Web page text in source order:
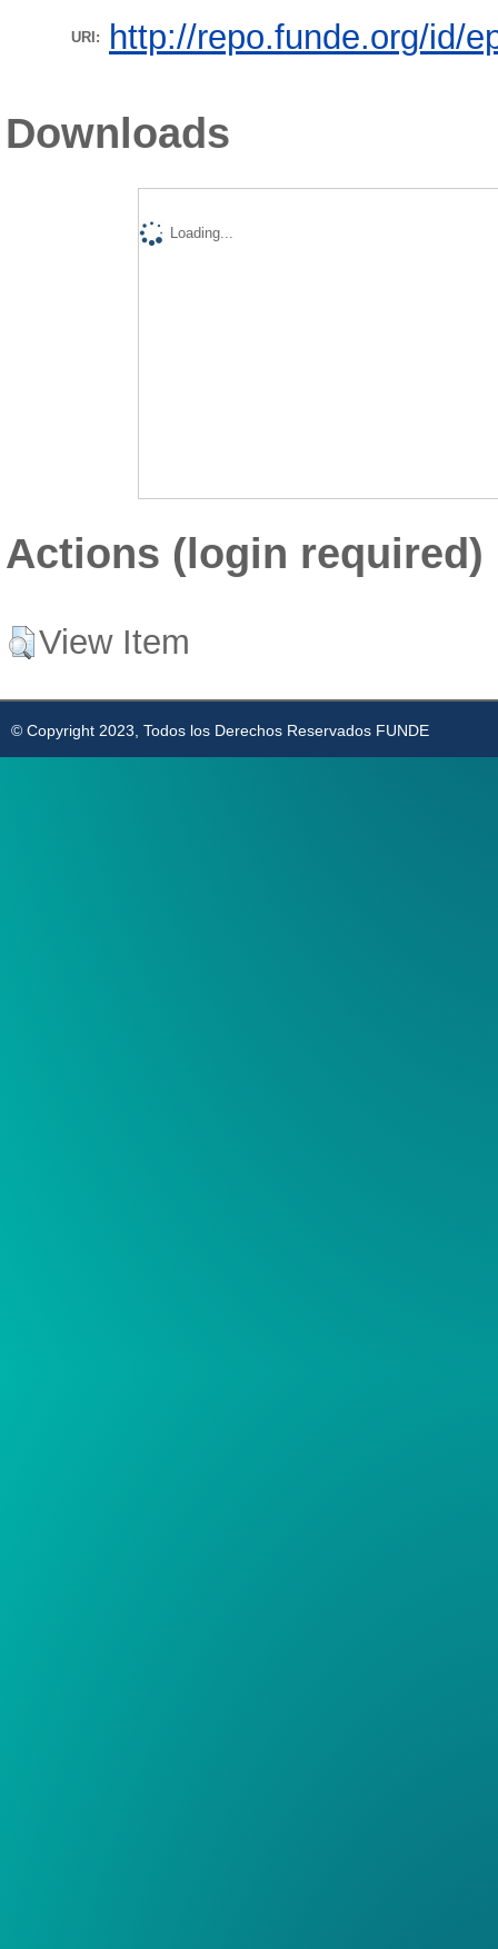
URI: http://repo.funde.org/id/
Downloads
Loading...
Actions (login required)
View Item
© Copyright 2023, Todos los Derechos Reservados FUNDE